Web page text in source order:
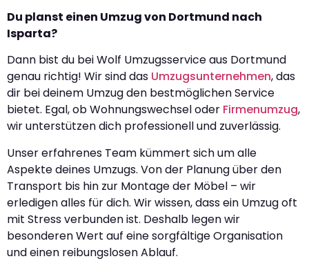
Du planst einen Umzug von Dortmund nach
Isparta?
Dann bist du bei Wolf Umzugsservice aus Dortmund
genau richtig! Wir sind das Umzugsunternehmen, das
dir bei deinem Umzug den bestmöglichen Service
bietet. Egal, ob Wohnungswechsel oder Firmenumzug,
wir unterstützen dich professionell und zuverlässig.
Unser erfahrenes Team kümmert sich um alle
Aspekte deines Umzugs. Von der Planung über den
Transport bis hin zur Montage der Möbel – wir
erledigen alles für dich. Wir wissen, dass ein Umzug oft
mit Stress verbunden ist. Deshalb legen wir
besonderen Wert auf eine sorgfältige Organisation
und einen reibungslosen Ablauf.